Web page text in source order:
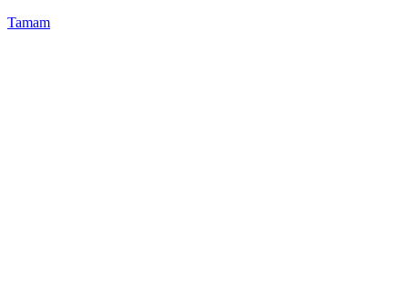
Tamam